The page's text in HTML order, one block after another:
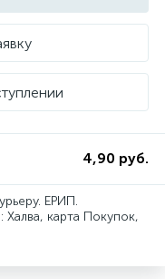
4,90 руб.
ЕРИП.
Халва, карта Покупок,